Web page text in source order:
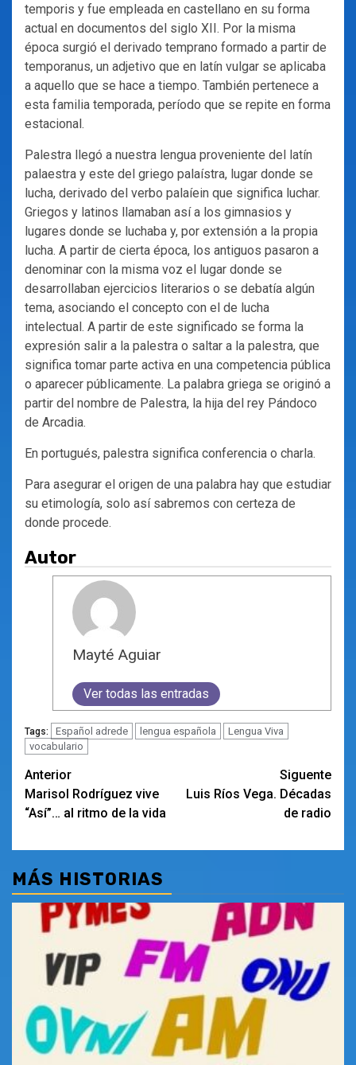
temporis y fue empleada en castellano en su forma
actual en documentos del siglo XII. Por la misma
época surgió el derivado temprano formado a partir de
temporanus, un adjetivo que en latín vulgar se aplicaba
a aquello que se hace a tiempo. También pertenece a
esta familia temporada, período que se repite en forma
estacional.
Palestra llegó a nuestra lengua proveniente del latín
palaestra y este del griego palaístra, lugar donde se
lucha, derivado del verbo palaíein que significa luchar.
Griegos y latinos llamaban así a los gimnasios y
lugares donde se luchaba y, por extensión a la propia
lucha. A partir de cierta época, los antiguos pasaron a
denominar con la misma voz el lugar donde se
desarrollaban ejercicios literarios o se debatía algún
tema, asociando el concepto con el de lucha
intelectual. A partir de este significado se forma la
expresión salir a la palestra o saltar a la palestra, que
significa tomar parte activa en una competencia pública
o aparecer públicamente. La palabra griega se originó a
partir del nombre de Palestra, la hija del rey Pándoco
de Arcadia.
En portugués, palestra significa conferencia o charla.
Para asegurar el origen de una palabra hay que estudiar
su etimología, solo así sabremos con certeza de
donde procede.
Autor
Mayté Aguiar
Ver todas las entradas
Tags: Español adrede lengua española
Lengua Viva
vocabulario
Navegación
de
Anterior
Marisol Rodríguez vive
“Así”… al ritmo de la vida
Siguente
Luis Ríos Vega. Décadas
de radio
MÁS HISTORIAS